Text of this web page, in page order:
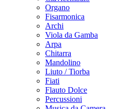
Organo
Fisarmonica
Archi
Viola da Gamba
Arpa
Chitarra
Mandolino
Liuto / Tiorba
Fiati
Flauto Dolce
Percussioni